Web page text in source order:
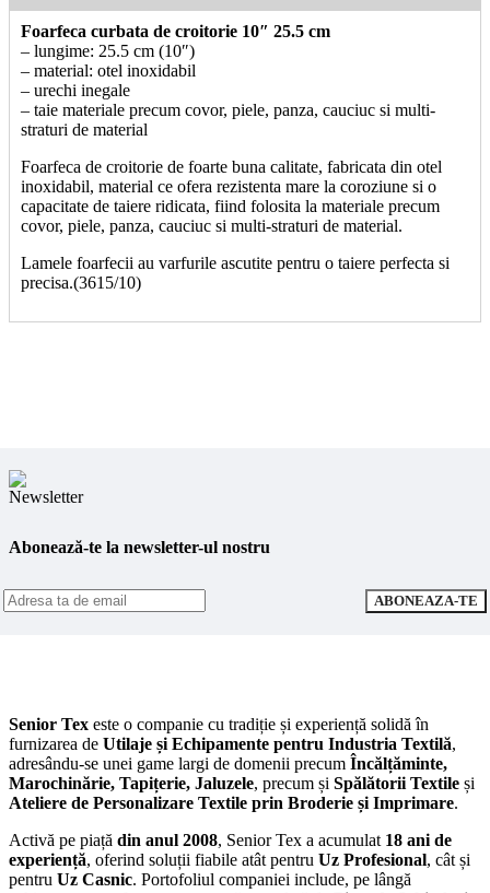
Foarfeca curbata de croitorie 10″ 25.5 cm
– lungime: 25.5 cm (10″)
– material: otel inoxidabil
– urechi inegale
– taie materiale precum covor, piele, panza, cauciuc si multi-
straturi de material
Foarfeca de croitorie de foarte buna calitate, fabricata din otel
inoxidabil, material ce ofera rezistenta mare la coroziune si o
capacitate de taiere ridicata, fiind folosita la materiale precum
covor, piele, panza, cauciuc si multi-straturi de material.
Lamele foarfecii au varfurile ascutite pentru o taiere perfecta si
precisa.(3615/10)
Abonează-te la newsletter-ul nostru
Senior Tex este o companie cu tradiție și experiență solidă în
furnizarea de Utilaje și Echipamente pentru Industria Textilă,
adresându-se unei game largi de domenii precum Încălțăminte,
Marochinărie, Tapițerie, Jaluzele, precum și Spălătorii Textile și
Ateliere de Personalizare Textile prin Broderie și Imprimare.
Activă pe piață din anul 2008, Senior Tex a acumulat 18 ani de
experiență, oferind soluții fiabile atât pentru Uz Profesional, cât și
pentru Uz Casnic. Portofoliul companiei include, pe lângă